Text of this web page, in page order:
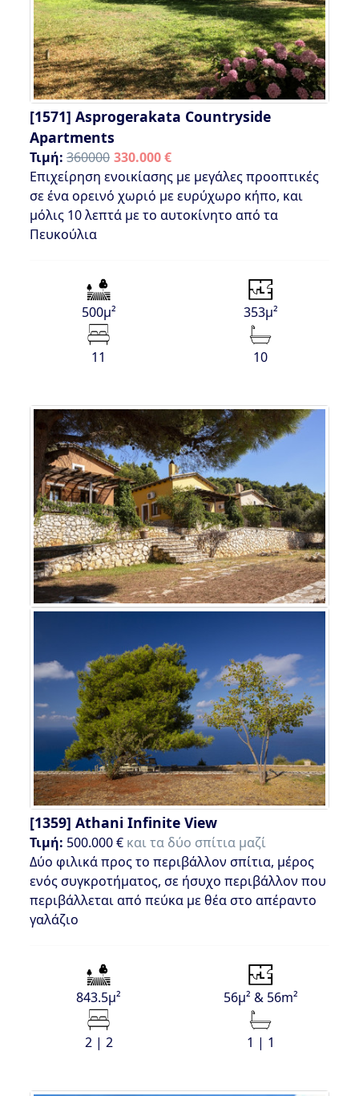
[1571] Asprogerakata Countryside
Apartments
Τιμή: 360000 330.000 €
Επιχείρηση ενοικίασης με μεγάλες προοπτικές
σε ένα ορεινό χωριό με ευρύχωρο κήπο, και
μόλις 10 λεπτά με το αυτοκίνητο από τα
Πευκούλια
500μ² 353μ²
11 10
[1359] Athani Infinite View
Τιμή: 500.000 € και τα δύο σπίτια μαζί
Δύο φιλικά προς το περιβάλλον σπίτια, μέρος
ενός συγκροτήματος, σε ήσυχο περιβάλλον που
περιβάλλεται από πεύκα με θέα στο απέραντο
γαλάζιο
843.5μ² 56μ² & 56m²
2 | 2 1 | 1